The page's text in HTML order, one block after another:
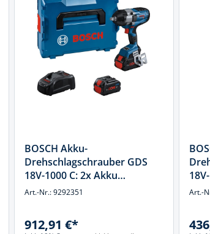
BOSCH Akku-
Drehschlagschrauber GDS
18V-1000 C: 2x Akku
ProCORE18V 5.5Ah in L-BOXX
Art.-Nr.: 9292351
912,91 €*
Art.-